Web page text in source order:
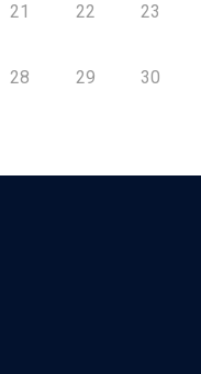
21 22 23
28 29 30